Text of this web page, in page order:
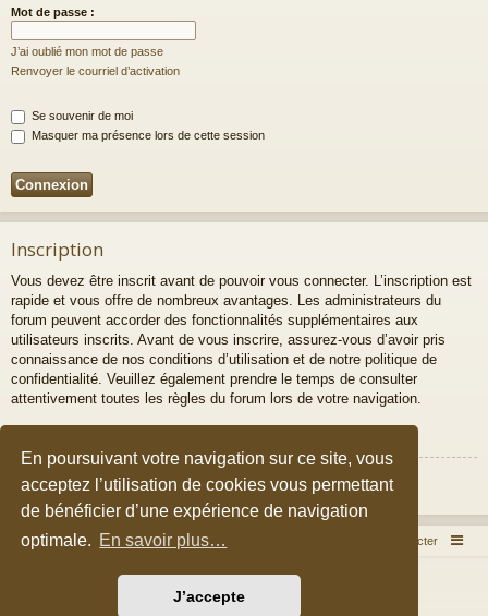
En poursuivant votre navigation sur ce site, vous
acceptez l’utilisation de cookies vous permettant
de bénéficier d’une expérience de navigation
optimale. En savoir plus…
J’accepte
Mot de passe :
J’ai oublié mon mot de passe
Renvoyer le courriel d’activation
Se souvenir de moi
Masquer ma présence lors de cette session
Inscription
Vous devez être inscrit avant de pouvoir vous connecter. L’inscription est
rapide et vous offre de nombreux avantages. Les administrateurs du
forum peuvent accorder des fonctionnalités supplémentaires aux
utilisateurs inscrits. Avant de vous inscrire, assurez-vous d’avoir pris
connaissance de nos conditions d’utilisation et de notre politique de
confidentialité. Veuillez également prendre le temps de consulter
attentivement toutes les règles du forum lors de votre navigation.
Inscription
Accueil du forum Nous contacter
Développé parphpBB® Forum Software © phpBB Limited
Style parArty